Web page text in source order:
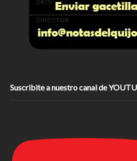
Suscribite a nuestro canal de